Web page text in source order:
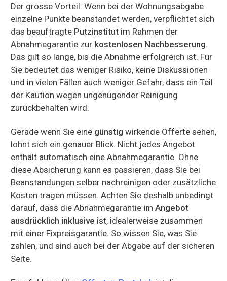
Der grosse Vorteil: Wenn bei der Wohnungsabgabe
einzelne Punkte beanstandet werden, verpflichtet sich
das beauftragte Putzinstitut im Rahmen der
Abnahmegarantie zur kostenlosen Nachbesserung.
Das gilt so lange, bis die Abnahme erfolgreich ist. Für
Sie bedeutet das weniger Risiko, keine Diskussionen
und in vielen Fällen auch weniger Gefahr, dass ein Teil
der Kaution wegen ungenügender Reinigung
zurückbehalten wird.
Gerade wenn Sie eine günstig wirkende Offerte sehen,
lohnt sich ein genauer Blick. Nicht jedes Angebot
enthält automatisch eine Abnahmegarantie. Ohne
diese Absicherung kann es passieren, dass Sie bei
Beanstandungen selber nachreinigen oder zusätzliche
Kosten tragen müssen. Achten Sie deshalb unbedingt
darauf, dass die Abnahmegarantie im Angebot
ausdrücklich inklusive ist, idealerweise zusammen
mit einer Fixpreisgarantie. So wissen Sie, was Sie
zahlen, und sind auch bei der Abgabe auf der sicheren
Seite.